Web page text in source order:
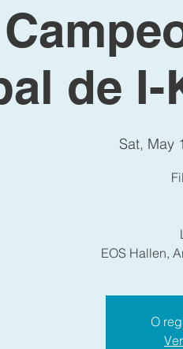
de
Sat, May
EOS Hallen,
O